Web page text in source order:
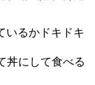
いるかドキドキ
丼にして食べる